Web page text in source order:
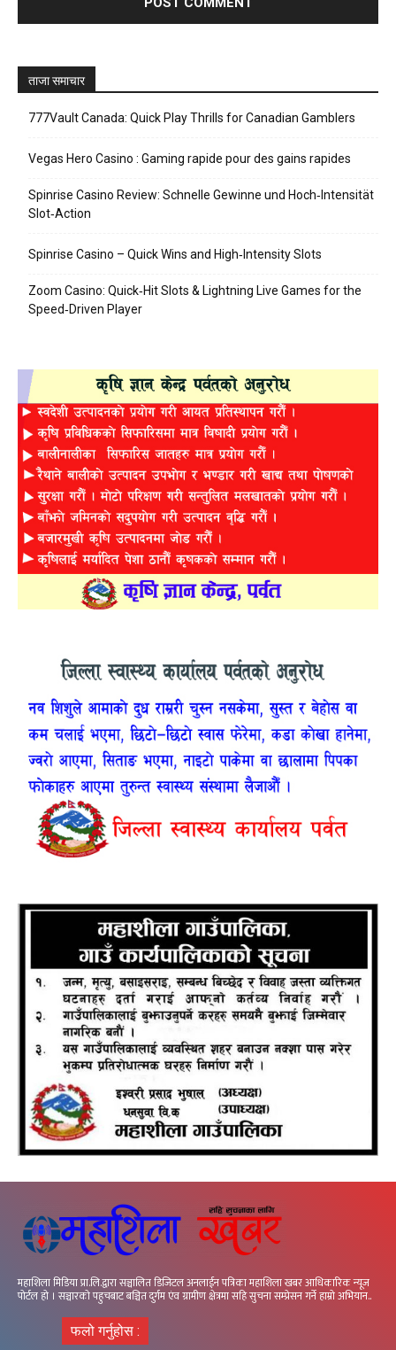
ताजा समाचार
777Vault Canada: Quick Play Thrills for Canadian Gamblers
Vegas Hero Casino : Gaming rapide pour des gains rapides
Spinrise Casino Review: Schnelle Gewinne und Hoch‑Intensität
Slot‑Action
Spinrise Casino – Quick Wins and High‑Intensity Slots
Zoom Casino: Quick‑Hit Slots & Lightning Live Games for the
Speed‑Driven Player
महाशिला मिडिया प्रा.लि.द्वारा सञ्चालित डिजिटल अनलाईन पत्रिका महाशिला खबर आधिकारिक न्यूज
पोर्टल हो । सञ्चारको पहुचबाट बञ्चित दुर्गम एंव ग्रामीण क्षेत्रमा सहि सुचना सम्प्रेसन गर्ने हाम्रो अभियान..
फलो गर्नुहोस :